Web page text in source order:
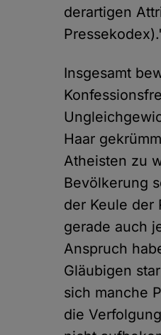
derartigen
Insgesamt
Haar
Atheisten zu
Bevölkerung
der Keule der
gerade auch
Anspruch
Gläubigen
sich manche
die